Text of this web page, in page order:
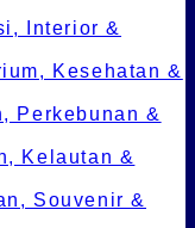
Interior &
Kesehatan &
Perkebunan &
Kelautan &
Souvenir &